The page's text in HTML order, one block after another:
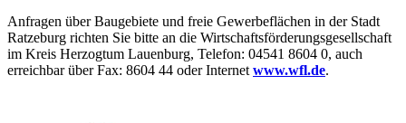
Anfragen über Baugebiete und freie Gewerbeflächen in der Stadt
Ratzeburg richten Sie bitte an die Wirtschaftsförderungsgesellschaft
im Kreis Herzogtum Lauenburg, Telefon: 04541 8604 0, auch
erreichbar über Fax: 8604 44 oder Internet www.wfl.de.